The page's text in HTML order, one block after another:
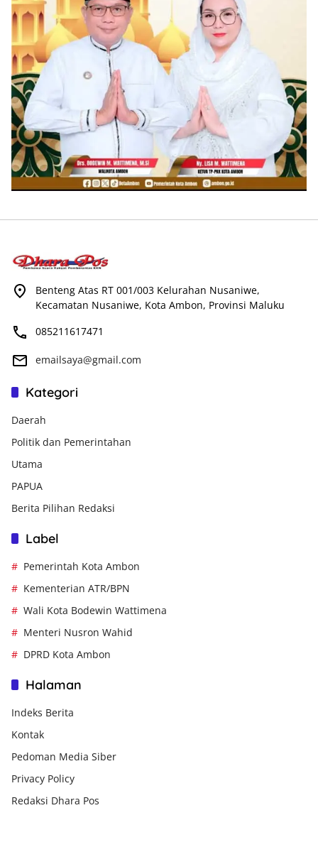
Benteng Atas RT 001/003 Kelurahan Nusaniwe,
Kecamatan Nusaniwe, Kota Ambon, Provinsi Maluku
085211617471
emailsaya@gmail.com
Kategori
Daerah
Politik dan Pemerintahan
Utama
PAPUA
Berita Pilihan Redaksi
Label
Pemerintah Kota Ambon
Kementerian ATR/BPN
Wali Kota Bodewin Wattimena
Menteri Nusron Wahid
DPRD Kota Ambon
Halaman
Indeks Berita
Kontak
Pedoman Media Siber
Privacy Policy
Redaksi Dhara Pos